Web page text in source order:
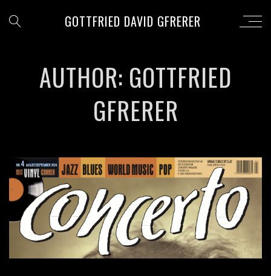
GOTTFRIED DAVID GFRERER
AUTHOR: GOTTFRIED
GFRERER